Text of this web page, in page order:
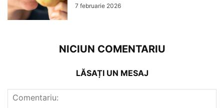
7 februarie 2026
NICIUN COMENTARIU
LĂSAȚI UN MESAJ